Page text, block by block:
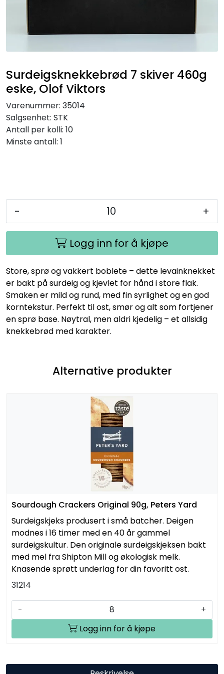
Surdeigsknekkebrød 7 skiver 460g
eske, Olof Viktors
Varenummer: 35014
Salgsenhet: STK
Antall per kolli: 10
Minste antall: 1
- +
Logg inn for å kjøpe
Store, sprø og vakkert boblete – dette levainknekket
er bakt på surdeig og kjevlet for hånd i store flak.
Smaken er mild og rund, med fin syrlighet og en god
korntekstur. Perfekt til ost, smør og alt som fortjener
en sprø base. Nøytral, men aldri kjedelig – et allsidig
knekkebrød med karakter.
Alternative produkter
Sourdough Crackers Original 90g, Peters Yard
Surdeigskjeks produsert i små batcher. Deigen
modnes i 16 timer med en 40 år gammel
surdeigskultur. Den originale surdeigskjeksen bakt
med mel fra Shipton Mill og økologisk melk.
Knasende sprøtt underlag for din favoritt ost.
31214
-
+
Logg inn for å kjøpe
Inspirasjon
Leverandører